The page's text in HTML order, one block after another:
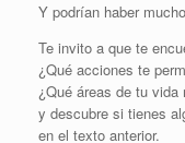
Y podrían haber
Te invito a que te
¿Qué acciones te
¿Qué áreas de tu
y descubre si tienes
en el texto anterior.